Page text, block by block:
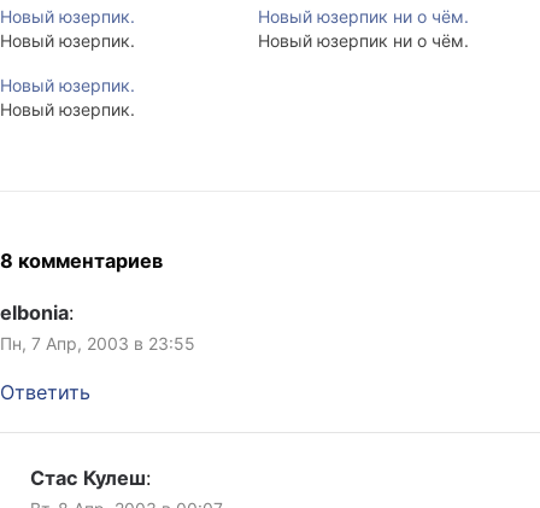
Новый юзерпик.
Новый юзерпик.
Новый юзерпик ни о чём.
Новый юзерпик ни о чём.
Новый юзерпик.
Новый юзерпик.
8 комментариев
elbonia:
Пн, 7 Апр, 2003 в 23:55
Ответить
Стас Кулеш: